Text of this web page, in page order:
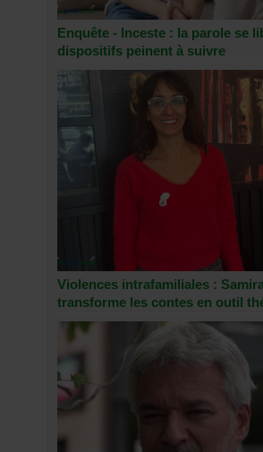
Enquête - Inceste : la parole se
dispositifs peinent à suivre
Violences intrafamiliales :
transforme les contes en outil